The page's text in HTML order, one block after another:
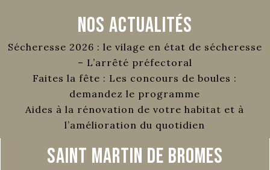
Nos Actualités
Sécheresse 2026 : le vilage en état de sécheresse
– L’arrêté préfectoral
Faites la fête : Les concours de boules :
demandez le programme
Aides à la rénovation de votre habitat et à
l’amélioration du quotidien
Saint Martin de Bromes